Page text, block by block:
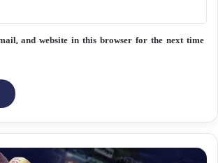
and website in this browser for the next time